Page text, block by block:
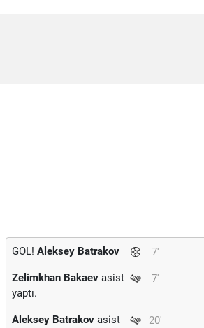
7'
GOL! Aleksey Batrakov
7'
Zelimkhan Bakaev asist
yaptı.
20'
Aleksey Batrakov asist